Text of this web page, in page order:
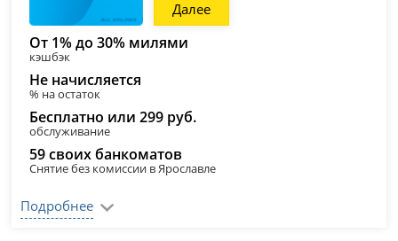
Далее
От 1% до 30% милями
кэшбэк
Не начисляется
% на остаток
Бесплатно или 299 руб.
обслуживание
59 своих банкоматов
Снятие без комиссии в Ярославле
Подробнее